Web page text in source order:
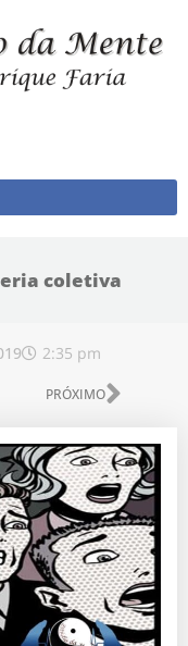
coletiva
2:35 pm
PRÓXIMO